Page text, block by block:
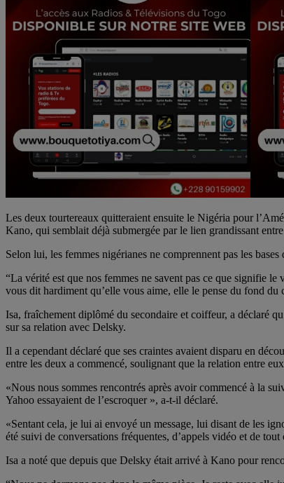
Les deux tourtereaux quitteraient ensuite le Nigéria pour
Kano, qui semblait déjà submergée par le lien grandissant
Selon lui, les femmes nigérianes ne comprennent pas les
“La vérité est que nos femmes ne savent pas ce que signifie
vous dit hardiment qu’elle vous aime, elle le pense du fond
Isa, fraîchement diplômé du secondaire et coiffeur, a déclaré
sur sa relation avec Delsky.
Il a cependant déclaré que ses craintes avaient disparu en
entre les deux a commencé, soulignant que la relation entre
«Nous nous sommes rencontrés après avoir commencé à la
Yahoo essayaient de l’escroquer », a-t-il déclaré.
«Sentant cela, je lui ai envoyé un message, lui disant de les
été suivi de conversations fréquentes, d’appels vidéo et de tout
Isa a noté que depuis que Delsky était arrivé à Kano pour